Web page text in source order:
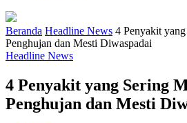
Beranda Headline News 4 Penyakit
Penghujan dan Mesti Diwaspadai
Headline News
4 Penyakit yang Sering
Penghujan dan Mesti